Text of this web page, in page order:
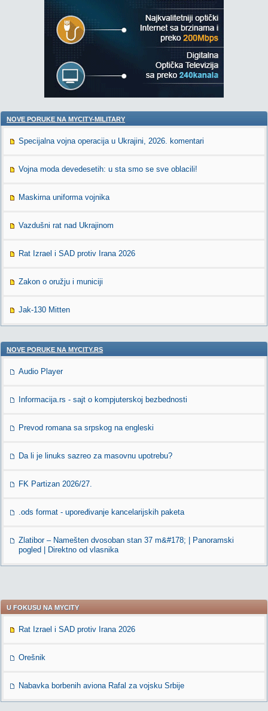
NOVE PORUKE NA MYCITY-MILITARY
Specijalna vojna operacija u Ukrajini, 2026. komentari
Vojna moda devedesetih: u sta smo se sve oblacili!
Maskirna uniforma vojnika
Vazdušni rat nad Ukrajinom
Rat Izrael i SAD protiv Irana 2026
Zakon o oružju i municiji
Jak-130 Mitten
NOVE PORUKE NA MYCITY.RS
Audio Player
Informacija.rs - sajt o kompjuterskoj bezbednosti
Prevod romana sa srpskog na engleski
Da li je linuks sazreo za masovnu upotrebu?
FK Partizan 2026/27.
.ods format - upoređivanje kancelarijskih paketa
Zlatibor – Namešten dvosoban stan 37 m&#178; | Panoramski
pogled | Direktno od vlasnika
U FOKUSU NA MYCITY
Rat Izrael i SAD protiv Irana 2026
Orešnik
Nabavka borbenih aviona Rafal za vojsku Srbije